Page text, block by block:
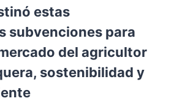
estas
subvenciones para
del agricultor
sostenibilidad y